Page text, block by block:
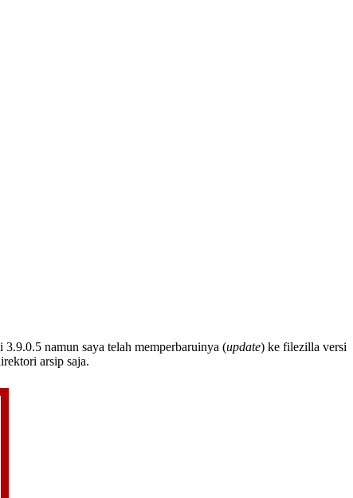
namun saya telah memperbaruinya (update) ke filezilla versi
arsip saja.